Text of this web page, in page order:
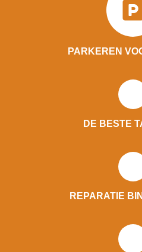
PARKEREN
DE BESTE
REPARATIE